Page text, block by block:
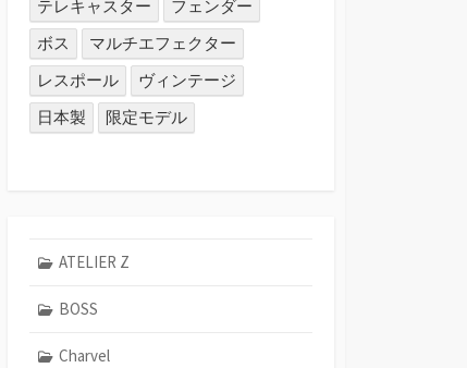
テレキャスター
フェンダー
ボス
マルチエフェクター
レスポール
ヴィンテージ
日本製
限定モデル
ATELIER Z
BOSS
Charvel